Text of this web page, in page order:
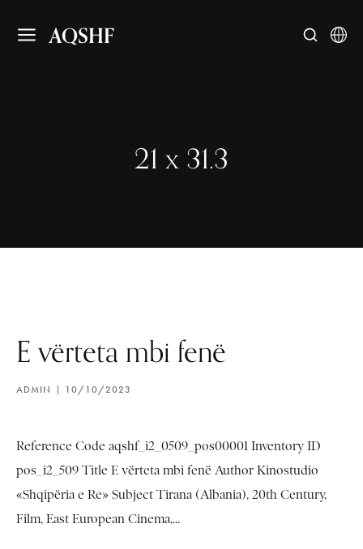
AQSHF
21 x 31.3
E vërteta mbi fenë
ADMIN 10/10/2023
Reference Code aqshf_i2_0509_pos00001 Inventory ID
pos_i2_509 Title E vërteta mbi fenë Author Kinostudio
«Shqipëria e Re» Subject Tirana (Albania), 20th Century,
Film, East European Cinema,...